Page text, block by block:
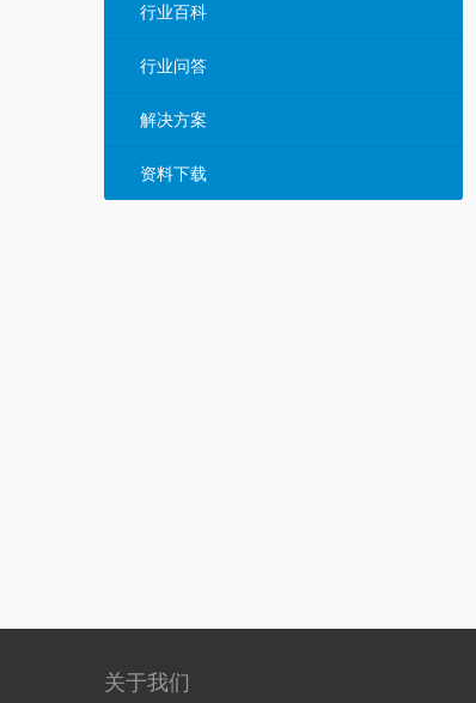
行业百科
行业问答
解决方案
资料下载
关于我们